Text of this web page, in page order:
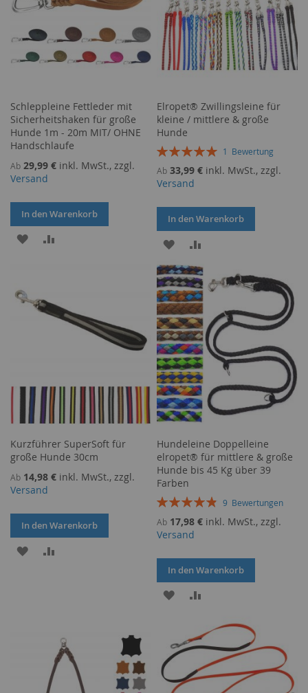
Schleppleine Fettleder mit
Sicherheitshaken für große
Hunde 1m - 20m MIT/ OHNE
Handschlaufe
Ab 29,99 € inkl. MwSt., zzgl.
Versand
In den Warenkorb
ZUR
Elropet® Zwillingsleine für
kleine / mittlere & große
Hunde
Bewertung:
1 Bewertung
Ab 33,99 € inkl. MwSt., zzgl.
Versand
In den Warenkorb
ZUR
WUNSCHLISTE
HINZUFÜGEN
VERGLEICHSLISTE
HINZUFÜGEN
Kurzführer SuperSoft für
große Hunde 30cm
Ab 14,98 € inkl. MwSt., zzgl.
Versand
In den Warenkorb
ZUR
Hundeleine Doppelleine
elropet® für mittlere & große
Hunde bis 45 Kg über 39
Farben
Bewertung:
9 Bewertungen
Ab 17,98 € inkl. MwSt., zzgl.
Versand
In den Warenkorb
ZUR
HINZUFÜGEN
HINZUFÜGEN